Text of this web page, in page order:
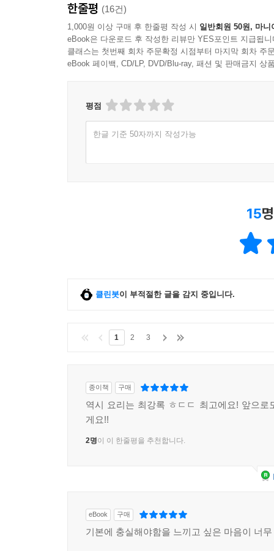
한줄평 (16건)
1,000원 이상 구매 후 한줄평 작성 시 일반회원 50원, 마니
eBook은 다운로드 후 작성한 리뷰만 YES포인트 지급됩니
클래스는 첫번째 회차 주문확정 시점부터 마지막 회차 주
eBook 페이백, CD/LP, DVD/Blu-ray, 패션 및 판매금지 상
평점
한글 기준 50자까지 작성가능
15
클린봇이 부적절한 글을 감지 중입니다.
1 2 3
종이책 구매
역시 요리는 최강록 ㅎㄷㄷ 최고에요! 앞으로
게요!!
2명이 이 한줄평을 추천합니다.
eBook 구매
기본에 충실해야함을 느끼고 싶은 마음이 너